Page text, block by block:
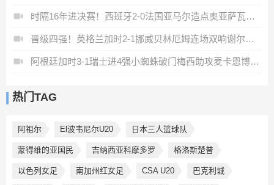
时隔16年进决赛！西班牙2-0法国亚马尔造点奥亚萨瓦尔、波罗破门
晋级四强！英格兰加时2-1挪威贝林厄姆连场双响谢尔德鲁普破门
阿根廷加时3-1瑞士进4强小蜘蛛破门梅西助攻麦卡恩博洛假摔染红
热门TAG
阿祖尔 El波韦尼尔U20 日本三人篮球队
蒙得维的亚国民 吉纳西亚科摩多罗 格洛斯楚普
以色列女足 南加州红女足 CSA U20 巴克利城